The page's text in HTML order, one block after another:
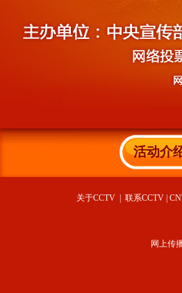
活动介
关于CCTV 联系CCTV
网上传